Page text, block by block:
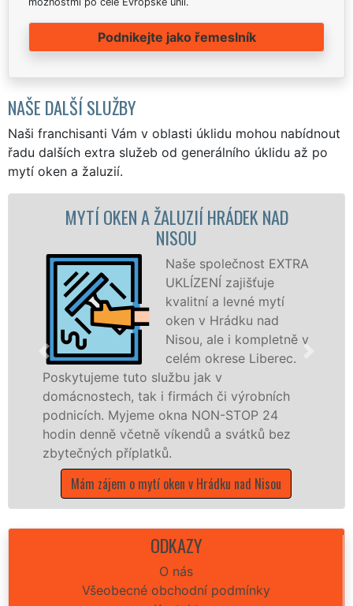
Podnikejte jako řemeslník
NAŠE DALŠÍ SLUŽBY
Naši franchisanti Vám v oblasti úklidu mohou nabídnout
řadu dalších extra služeb od generálního úklidu až po
mytí oken a žaluzií.
A ŽALUZIÍ HRÁDEK NAD
Naše společnost EXTRA
UKLÍZENÍ zajišťuje
kvalitní a levné mytí
oken v Hrádku nad
Nisou, ale i kompletně v
celém okrese Liberec.
tuto službu jak v
tak i firmách či výrobních
okna NON-STOP 24
včetně víkendů a svátků bez
příplatků.
o mytí oken v Hrádku nad Nisou
MYTÍ
kompletní a
okrese
státních
Mám zájem
ODKAZY